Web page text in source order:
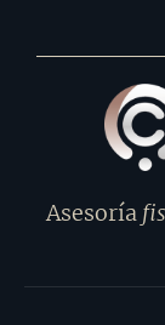
Asesoría